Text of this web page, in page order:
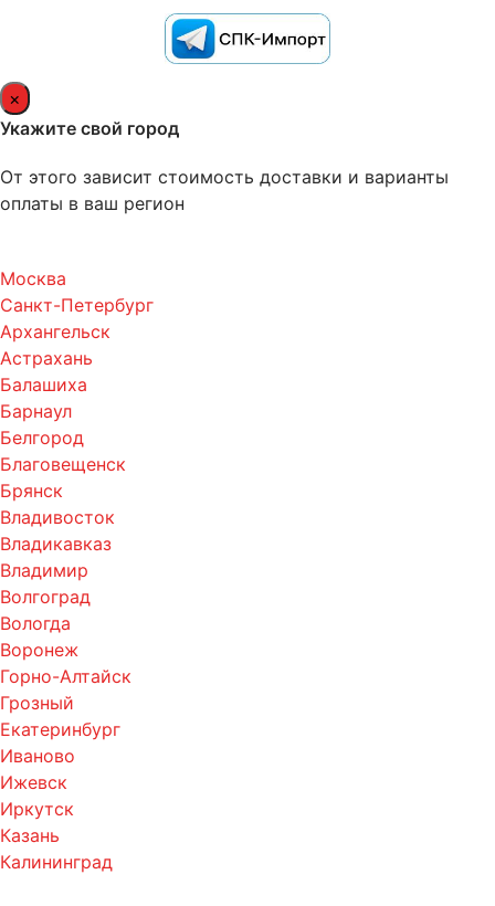
×
Укажите свой город
От этого зависит стоимость доставки и варианты
оплаты в ваш регион
Москва
Санкт-Петербург
Архангельск
Астрахань
Балашиха
Барнаул
Белгород
Благовещенск
Брянск
Владивосток
Владикавказ
Владимир
Волгоград
Вологда
Воронеж
Горно-Алтайск
Грозный
Екатеринбург
Иваново
Ижевск
Иркутск
Казань
Калининград